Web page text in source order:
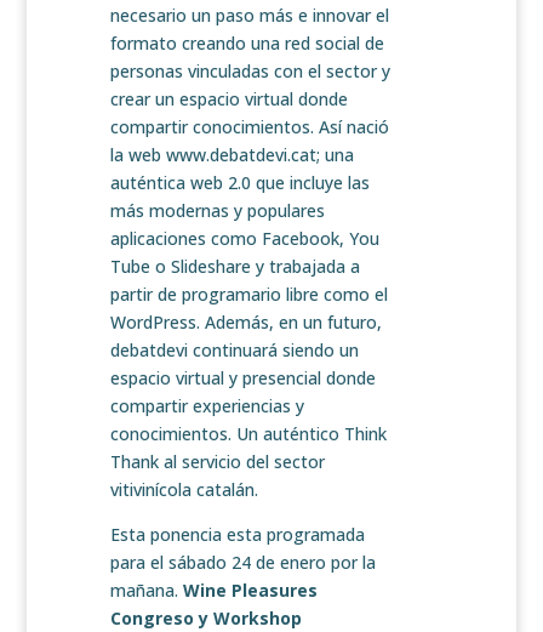
necesario un paso más e innovar el
formato creando una red social de
personas vinculadas con el sector y
crear un espacio virtual donde
compartir conocimientos. Así nació
la web www.debatdevi.cat; una
auténtica web 2.0 que incluye las
más modernas y populares
aplicaciones como Facebook, You
Tube o Slideshare y trabajada a
partir de programario libre como el
WordPress. Además, en un futuro,
debatdevi continuará siendo un
espacio virtual y presencial donde
compartir experiencias y
conocimientos. Un auténtico Think
Thank al servicio del sector
vitivinícola catalán.
Esta ponencia esta programada
para el sábado 24 de enero por la
mañana. Wine Pleasures
Congreso y Workshop